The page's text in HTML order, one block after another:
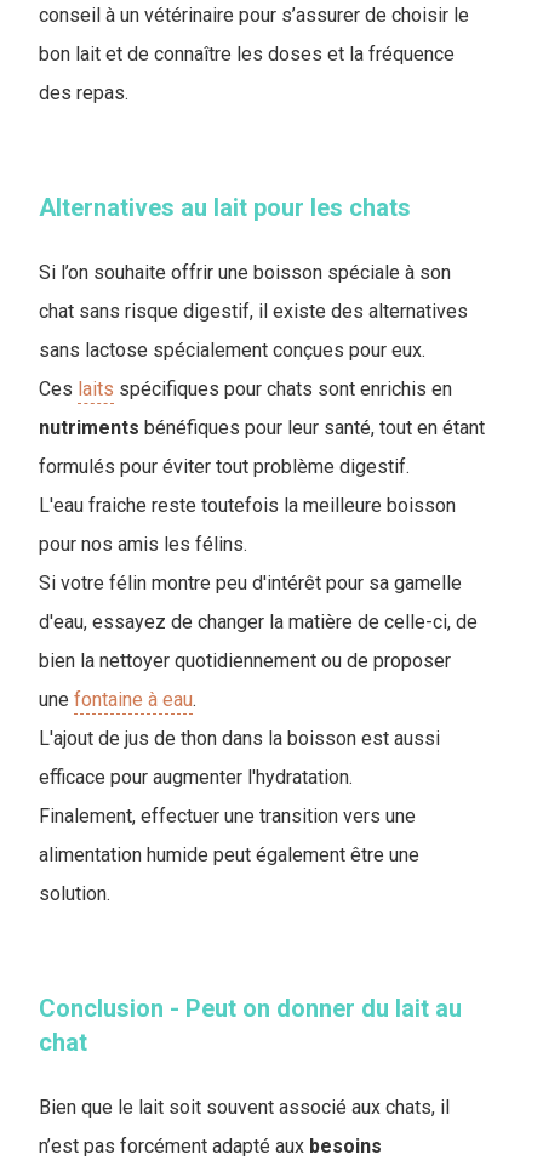
conseil à un vétérinaire pour s’assurer de choisir le
bon lait et de connaître les doses et la fréquence
des repas.
Alternatives au lait pour les chats
Si l’on souhaite offrir une boisson spéciale à son
chat sans risque digestif, il existe des alternatives
sans lactose spécialement conçues pour eux.
Ces laits spécifiques pour chats sont enrichis en
nutriments bénéfiques pour leur santé, tout en étant
formulés pour éviter tout problème digestif.
L'eau fraiche reste toutefois la meilleure boisson
pour nos amis les félins.
Si votre félin montre peu d'intérêt pour sa gamelle
d'eau, essayez de changer la matière de celle-ci, de
bien la nettoyer quotidiennement ou de proposer
une fontaine à eau.
L'ajout de jus de thon dans la boisson est aussi
efficace pour augmenter l'hydratation.
Finalement, effectuer une transition vers une
alimentation humide peut également être une
solution.
Conclusion - Peut on donner du lait au
chat
Bien que le lait soit souvent associé aux chats, il
n’est pas forcément adapté aux besoins